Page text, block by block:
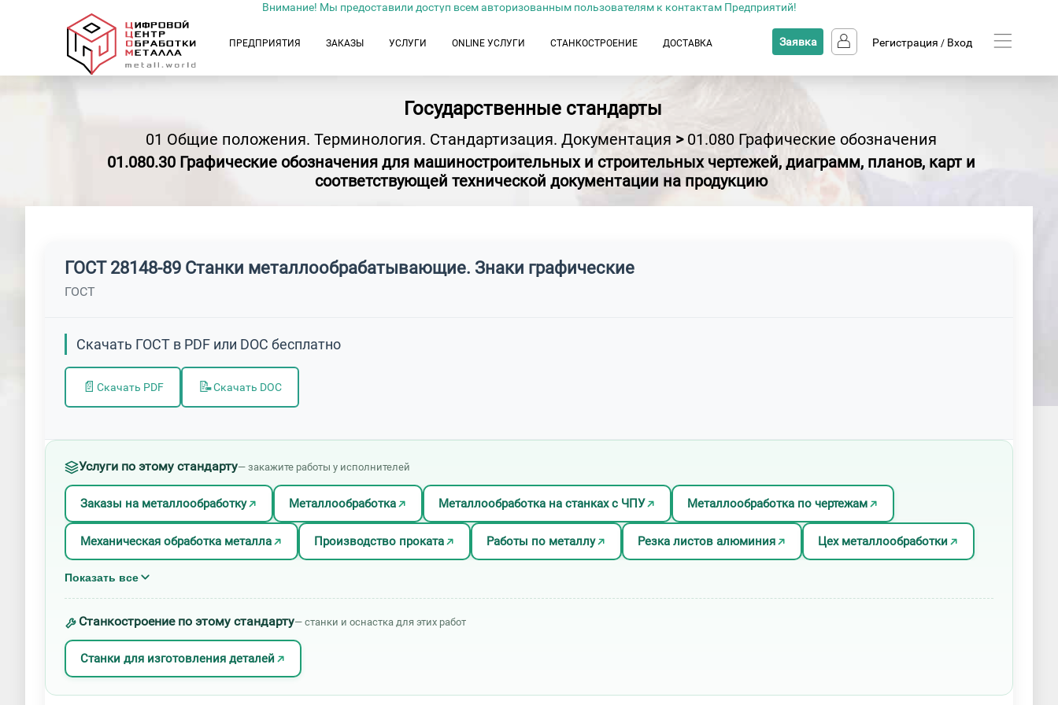
Внимание! Мы предоставили доступ всем авторизованным пользователям к контактам Предприятий!
ПРЕДПРИЯТИЯ ЗАКАЗЫ УСЛУГИ ONLINE УСЛУГИ СТАНКОСТРОЕНИЕ ДОСТАВКА Заявка Регистрация / Вход
Государственные стандарты
01 Общие положения. Терминология. Стандартизация. Документация > 01.080 Графические обозначения
01.080.30 Графические обозначения для машиностроительных и строительных чертежей, диаграмм, планов, карт и
соответствующей технической документации на продукцию
ГОСТ 28148-89 Станки металлообрабатывающие. Знаки графические
ГОСТ
Скачать ГОСТ в PDF или DOC бесплатно
📄 Скачать PDF 📝Скачать DOC
Услуги по этому стандарту— закажите работы у исполнителей
Заказы на металлообработку Металлообработка Металлообработка на станках с ЧПУ Металлообработка по чертежам
Механическая обработка металла Производство проката Работы по металлу Резка листов алюминия Цех металлообработки
Показать все
Станкостроение по этому стандарту— станки и оснастка для этих работ
Станки для изготовления деталей